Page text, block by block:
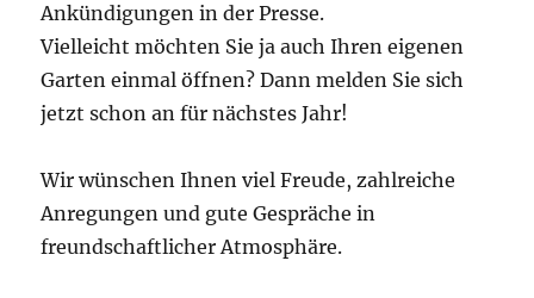
Ankündigungen in der Presse.
Vielleicht möchten Sie ja auch Ihren eigenen
Garten einmal öffnen? Dann melden Sie sich
jetzt schon an für nächstes Jahr!
Wir wünschen Ihnen viel Freude, zahlreiche
Anregungen und gute Gespräche in
freundschaftlicher Atmosphäre.